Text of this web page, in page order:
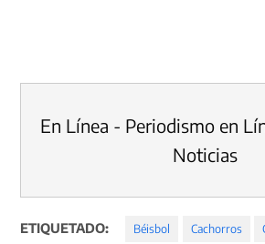
En Línea - Periodismo en
Noticias
ETIQUETADO: Béisbol Cachorros